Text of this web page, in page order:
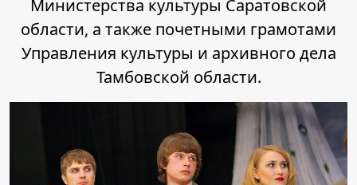
Министерства культуры Саратовской
области, а также почетными грамотами
Управления культуры и архивного дела
Тамбовской области.